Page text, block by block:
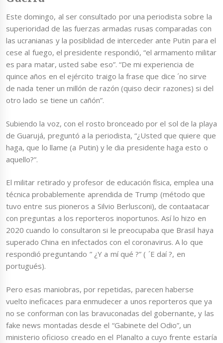
Este domingo, al ser consultado por una periodista sobre la
superioridad de las fuerzas armadas rusas comparadas con
las ucranianas y la posiblidad de interceder ante Putin para el
cese al fuego, el presidente respondió, “el armamento militar
es para matar, usted sabe eso”. “De mi experiencia de
quince años en el ejército traigo la frase que dice ´no sirve
de nada tener un millón de razón (quiso decir razones) si del
otro lado se tiene un cañón”.
Subiendo la voz, con el rosto bronceado por el sol de la playa
de Guarujá, preguntó a la periodista, “¿Usted que quiere que
haga, que lo llame (a Putin) y le dia presidente haga esto o
aquello?”.
El militar retirado y profesor de educación física, emplea una
técnica probablemente aprendida de Trump (método que
tuvo entre sus pioneros a Silvio Berlusconi), de contaatacar
con preguntas a los reporteros inoportunos. Así lo hizo en
2020 cuando lo consultaron si le preocupaba que Brasil haya
superado China en infectados con el coronavirus. A lo que
respondió preguntando ” ¿Y a mí qué ?” ( ´E daí ?, en
portugués).
Pero esas maniobras, por repetidas, parecen haberse
vuelto ineficaces para enmudecer a unos reporteros que ya
no se conforman con las bravuconadas del gobernante, y las
fake news montadas desde el “Gabinete del Odio”, un
ministerio oficioso creado en el Planalto a cuyo frente estaría